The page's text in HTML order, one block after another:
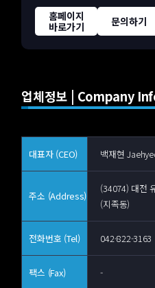
홈페이지
바로가기
문의하기
업체정보 | Company
대표자 (CEO) 백재현
주소 (Address)
(34074) 대전
(지족동)
전화번호 (Tel) 042-822-3163
팩스 (Fax) -